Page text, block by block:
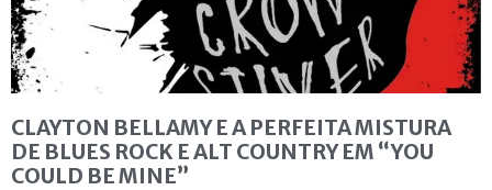
CLAYTON BELLAMY E A PERFEITA MISTURA
DE BLUES ROCK E ALT COUNTRY EM “YOU
COULD BE MINE”